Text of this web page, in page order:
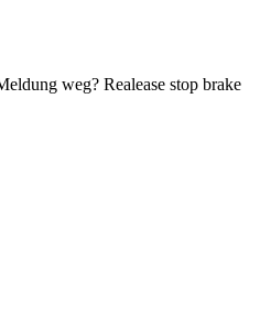
weg? Realease stop brake